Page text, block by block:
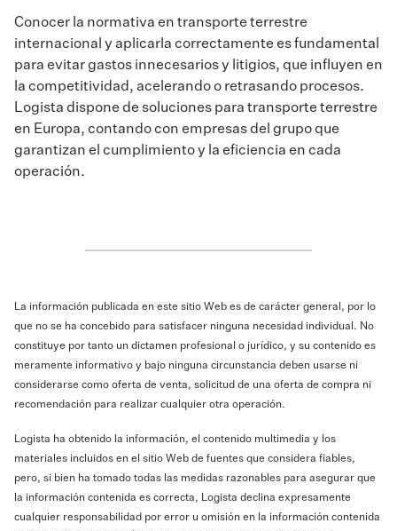
Conocer la normativa en transporte terrestre
internacional y aplicarla correctamente es fundamental
para evitar gastos innecesarios y litigios, que influyen en
la competitividad, acelerando o retrasando procesos.
Logista dispone de soluciones para transporte terrestre
en Europa, contando con empresas del grupo que
garantizan el cumplimiento y la eficiencia en cada
operación.
La información publicada en este sitio Web es de carácter general, por lo
que no se ha concebido para satisfacer ninguna necesidad individual. No
constituye por tanto un dictamen profesional o jurídico, y su contenido es
meramente informativo y bajo ninguna circunstancia deben usarse ni
considerarse como oferta de venta, solicitud de una oferta de compra ni
recomendación para realizar cualquier otra operación.
Logista ha obtenido la información, el contenido multimedia y los
materiales incluidos en el sitio Web de fuentes que considera fiables,
pero, si bien ha tomado todas las medidas razonables para asegurar que
la información contenida es correcta, Logista declina expresamente
cualquier responsabilidad por error u omisión en la información contenida